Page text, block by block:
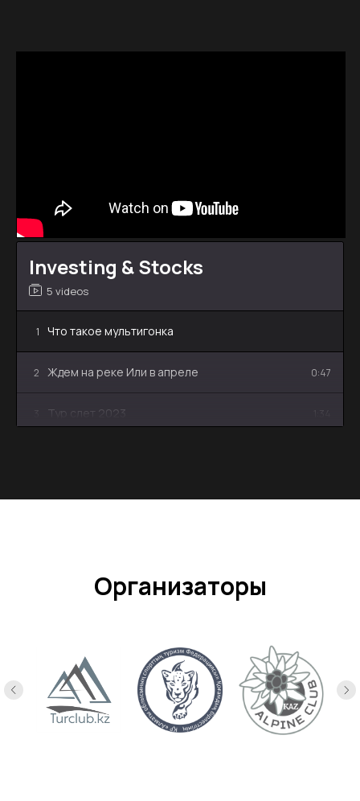
Investing & Stocks
5 videos
1 Что такое мультигонка
2 Ждем на реке Или в апреле 0:47
Тур слет 2023
Организаторы